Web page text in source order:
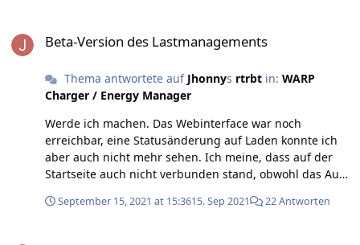
Beta-Version des Lastmanagements
Thema antwortete auf Jhonnys rtrbtin: WARP
Charger / Energy Manager
Werde ich machen. Das Webinterface war noch
erreichbar, eine Statusänderung auf Laden konnte ich
aber auch nicht mehr sehen. Ich meine, dass auf der
Startseite auch nicht verbunden stand, obwohl das Auto
September 15, 2021 at 15:3615. Sep 2021 22 Antworten